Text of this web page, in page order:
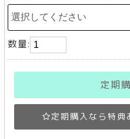
数量:
定期
定期購入なら特典